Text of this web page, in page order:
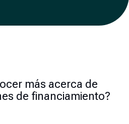
más acerca de
de financiamiento?